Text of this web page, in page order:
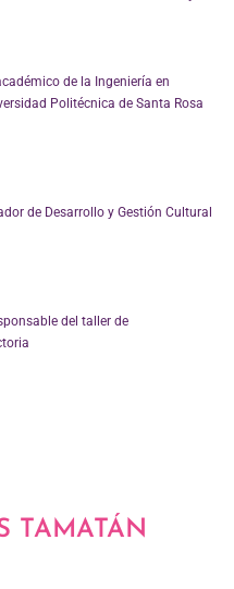
de la Ingeniería en
Politécnica de Santa Rosa
de Desarrollo y Gestión Cultural
del taller de
TAMATÁN